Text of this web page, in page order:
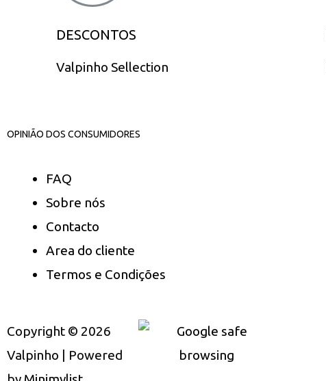
DESCONTOS
Valpinho Sellection
OPINIÃO DOS CONSUMIDORES
FAQ
Sobre nós
Contacto
Area do cliente
Termos e Condições
Copyright © 2026
Valpinho | Powered